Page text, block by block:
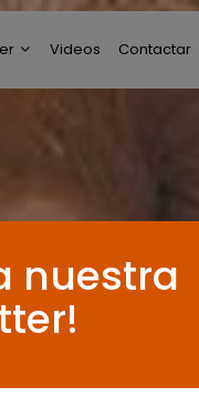
Videos Contactar
nuestra